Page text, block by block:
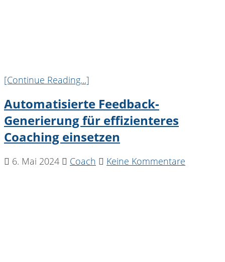
[Continue Reading...]
Automatisierte Feedback-
Generierung für effizienteres
Coaching einsetzen
6. Mai 2024 Coach Keine Kommentare